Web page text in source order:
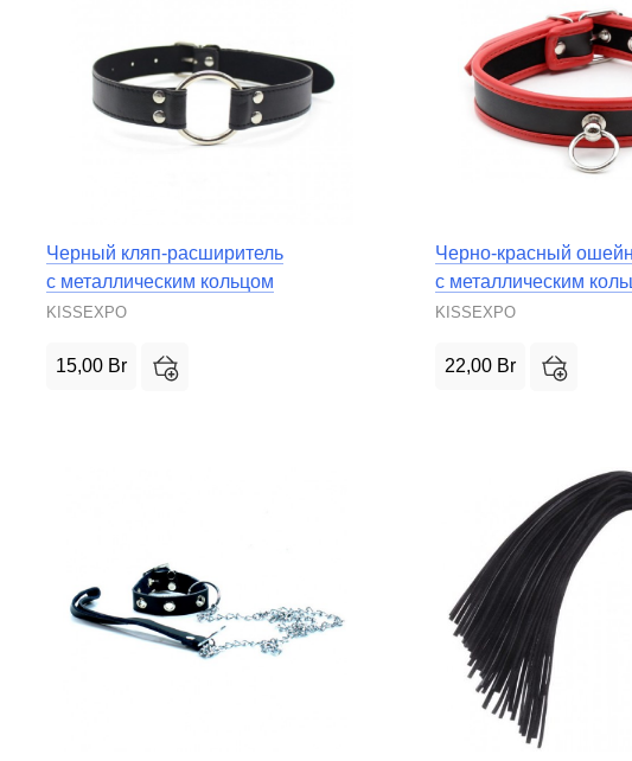
Черный кляп-расширитель
с металлическим кольцом
KISSEXPO
15,00 Br
Черно-красный
с металлическим
KISSEXPO
22,00 Br